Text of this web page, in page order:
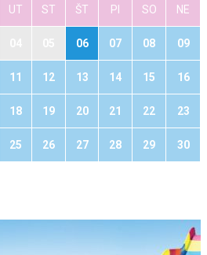
UT ST ŠT PI SO NE
06 07 08 09
11 12 13 14 15 16
18 19 20 21 22 23
25 26 27 28 29 30